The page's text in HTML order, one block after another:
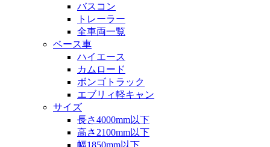
バスコン
トレーラー
全車両一覧
ベース車
ハイエース
カムロード
ボンゴトラック
エブリィ軽キャン
サイズ
長さ4000mm以下
高さ2100mm以下
幅1850mm以下